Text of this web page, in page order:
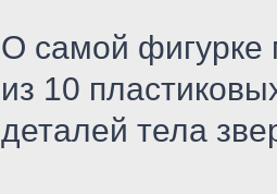
О самой фигурке
из 10
деталей тела